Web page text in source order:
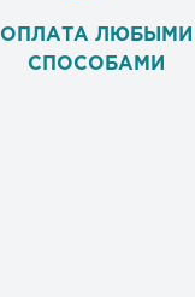
ОПЛАТА ЛЮБЫМИ
СПОСОБАМИ